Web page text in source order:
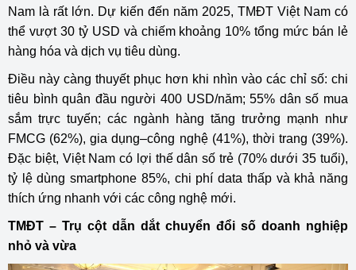
Nam là rất lớn. Dự kiến đến năm 2025, TMĐT Việt Nam có
thể vượt 30 tỷ USD và chiếm khoảng 10% tổng mức bán lẻ
hàng hóa và dịch vụ tiêu dùng.
Điều này càng thuyết phục hơn khi nhìn vào các chỉ số: chi
tiêu bình quân đầu người 400 USD/năm; 55% dân số mua
sắm trực tuyến; các ngành hàng tăng trưởng mạnh như
FMCG (62%), gia dụng–công nghệ (41%), thời trang (39%).
Đặc biệt, Việt Nam có lợi thế dân số trẻ (70% dưới 35 tuổi),
tỷ lệ dùng smartphone 85%, chi phí data thấp và khả năng
thích ứng nhanh với các công nghệ mới.
TMĐT – Trụ cột dẫn dắt chuyển đổi số doanh nghiệp
nhỏ và vừa